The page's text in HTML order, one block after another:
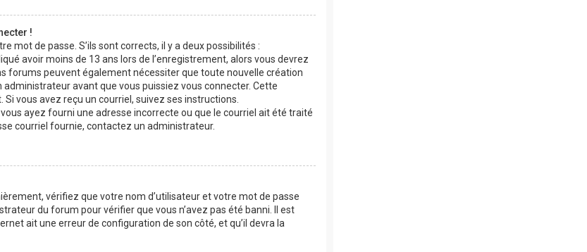
!
mot de passe. S’ils sont corrects, il y a deux possibilités :
avoir moins de 13 ans lors de l’enregistrement, alors vous devrez
forums peuvent également nécessiter que toute nouvelle création
avant que vous puissiez vous connecter. Cette
vous avez reçu un courriel, suivez ses instructions.
ayez fourni une adresse incorrecte ou que le courriel ait été traité
courriel fournie, contactez un administrateur.
vérifiez que votre nom d’utilisateur et votre mot de passe
du forum pour vérifier que vous n’avez pas été banni. Il est
ait une erreur de configuration de son côté, et qu’il devra la